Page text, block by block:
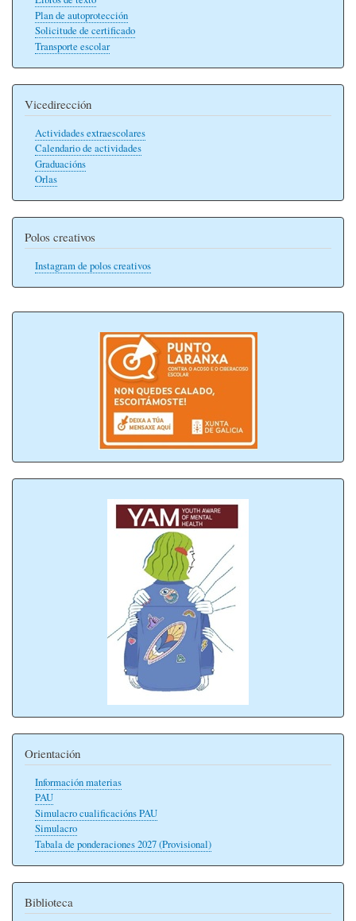
Plan de autoprotección
Solicitude de certificado
Transporte escolar
Vicedirección
Actividades extraescolares
Calendario de actividades
Graduacións
Orlas
Polos creativos
Instagram de polos creativos
Orientación
Información materias
PAU
Simulacro cualificacións PAU
Simulacro
Tabala de ponderaciones 2027 (Provisional)
Biblioteca